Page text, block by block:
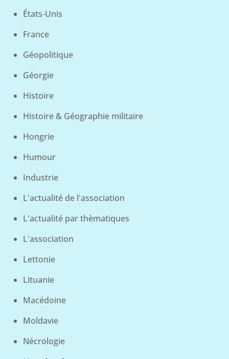
États-Unis
France
Géopolitique
Géorgie
Histoire
Histoire & Géographie militaire
Hongrie
Humour
Industrie
L'actualité de l'association
L'actualité par thèmatiques
L'association
Lettonie
Lituanie
Macédoine
Moldavie
Nécrologie